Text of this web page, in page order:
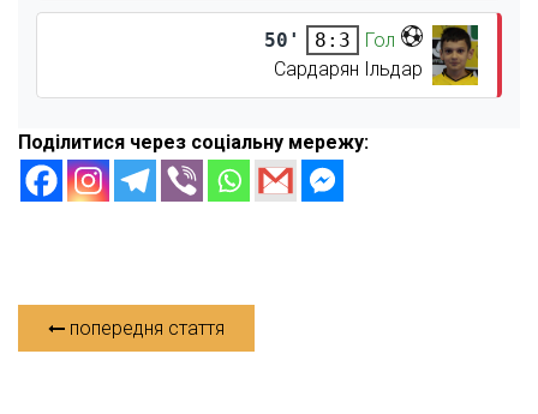
50' 8:3
Гол
Сардарян Ільдар
Поділитися через соціальну мережу:
попередня стаття